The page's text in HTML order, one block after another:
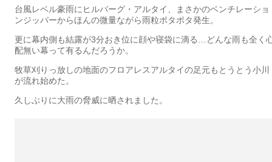
台風レベル豪雨にヒルバーグ・アルタイ、まさかのベンチレーショ
ンジッパーからほんの微量ながら雨粒ポタポタ発生。
更に幕内側も結露が3分おき位に顔や寝袋に滴る…どんな雨も全く
配無い幕って有るんだろうか。
牧草刈りっ放しの地面のフロアレスアルタイの足元もとうとう小川
が流れ始めた。
久しぶりに大雨の脅威に晒されました。